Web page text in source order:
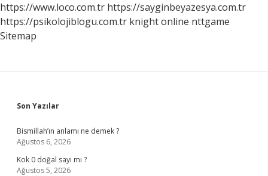
https://www.loco.com.tr https://sayginbeyazesya.com.tr
https://psikolojiblogu.com.tr knight online nttgame
Sitemap
Sidebar
Son Yazılar
Bismillah’ın anlamı ne demek ?
Ağustos 6, 2026
Kok 0 doğal sayı mı ?
Ağustos 5, 2026